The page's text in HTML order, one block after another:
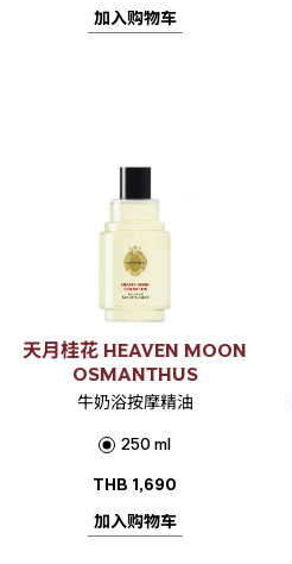
加入购物车
天月桂花 HEAVEN MOON
OSMANTHUS
牛奶浴按摩精油
250 ml
THB 1,690
加入购物车